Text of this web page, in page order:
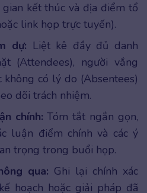
kết thúc và địa điểm tổ
link họp trực tuyến).
dự: Liệt kê đầy đủ danh
(Attendees), người vắng
có lý do (Absentees)
dõi trách nhiệm.
chính: Tóm tắt ngắn gọn,
luận điểm chính và các ý
trọng trong buổi họp.
qua: Ghi lại chính xác
hoạch hoặc giải pháp đã